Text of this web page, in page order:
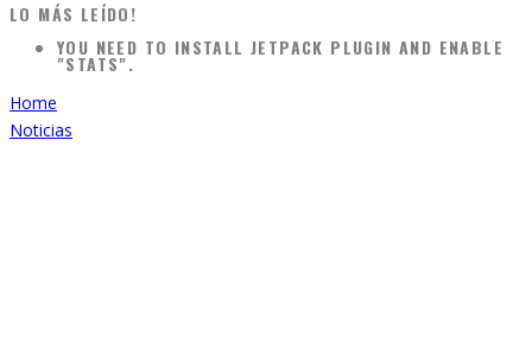
LO MÁS LEÍDO!
YOU NEED TO INSTALL JETPACK PLUGIN AND ENABLE
"STATS".
Home
Noticias